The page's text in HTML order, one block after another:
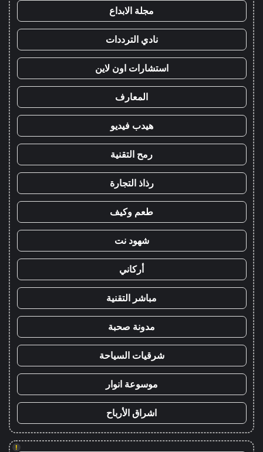
مجلة الابداع
نادي الترددات
استشارات اون لاين
المعارف
هيدب فيديو
رمح التقنية
رذاذ التجارة
طعم وكيف
شهود نت
أركاني
مباشر التقنية
مدونة صحبة
شرقيات السياحة
موسوعة انوار
اشراق الأرباح
!